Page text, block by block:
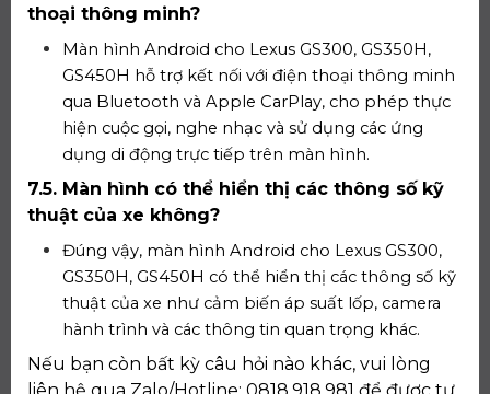
thoại thông minh?
Màn hình Android cho Lexus GS300, GS350H,
GS450H hỗ trợ kết nối với điện thoại thông minh
qua Bluetooth và Apple CarPlay, cho phép thực
hiện cuộc gọi, nghe nhạc và sử dụng các ứng
dụng di động trực tiếp trên màn hình.
7.5. Màn hình có thể hiển thị các thông số kỹ
thuật của xe không?
Đúng vậy, màn hình Android cho Lexus GS300,
GS350H, GS450H có thể hiển thị các thông số kỹ
thuật của xe như cảm biến áp suất lốp, camera
hành trình và các thông tin quan trọng khác.
Nếu bạn còn bất kỳ câu hỏi nào khác, vui lòng